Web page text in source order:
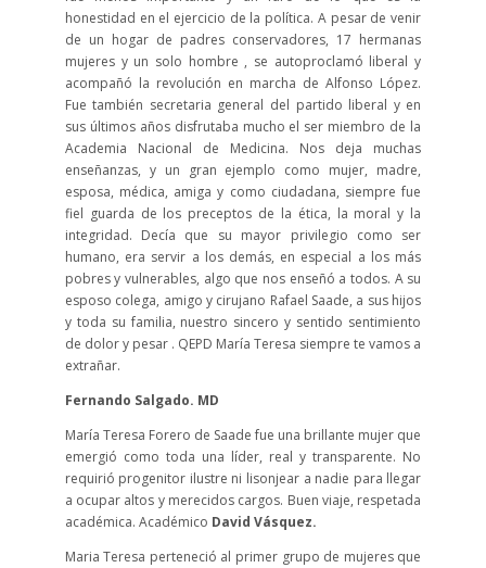
honestidad en el ejercicio de la política. A pesar de venir
de un hogar de padres conservadores, 17 hermanas
mujeres y un solo hombre , se autoproclamó liberal y
acompañó la revolución en marcha de Alfonso López.
Fue también secretaria general del partido liberal y en
sus últimos años disfrutaba mucho el ser miembro de la
Academia Nacional de Medicina. Nos deja muchas
enseñanzas, y un gran ejemplo como mujer, madre,
esposa, médica, amiga y como ciudadana, siempre fue
fiel guarda de los preceptos de la ética, la moral y la
integridad. Decía que su mayor privilegio como ser
humano, era servir a los demás, en especial a los más
pobres y vulnerables, algo que nos enseñó a todos. A su
esposo colega, amigo y cirujano Rafael Saade, a sus hijos
y toda su familia, nuestro sincero y sentido sentimiento
de dolor y pesar . QEPD María Teresa siempre te vamos a
extrañar.
Fernando Salgado. MD
María Teresa Forero de Saade fue una brillante mujer que
emergió como toda una líder, real y transparente. No
requirió progenitor ilustre ni lisonjear a nadie para llegar
a ocupar altos y merecidos cargos. Buen viaje, respetada
académica. Académico David Vásquez.
Maria Teresa perteneció al primer grupo de mujeres que